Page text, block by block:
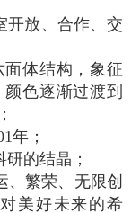
开放、合作、交
面体结构，象征
色逐渐过渡到
年；
的结晶；
、繁荣、无限创
美好未来的希